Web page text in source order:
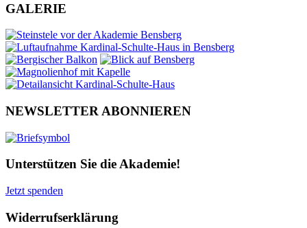
GALERIE
NEWSLETTER ABONNIEREN
Unterstützen Sie die Akademie!
Jetzt spenden
Widerrufserklärung